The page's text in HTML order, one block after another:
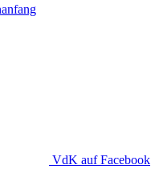
VdK auf Facebook